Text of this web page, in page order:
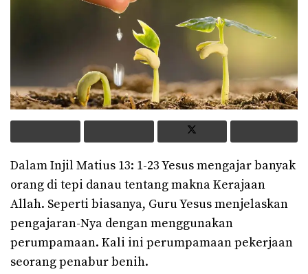
Dalam Injil Matius 13: 1-23 Yesus mengajar banyak
orang di tepi danau tentang makna Kerajaan
Allah. Seperti biasanya, Guru Yesus menjelaskan
pengajaran-Nya dengan menggunakan
perumpamaan. Kali ini perumpamaan pekerjaan
seorang penabur benih.